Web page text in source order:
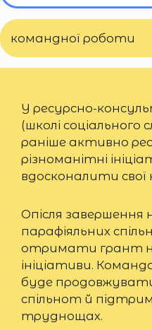
командної роботи
У ресурсно-
(школі соціального
раніше активно
різноманітні
вдосконалити свої
Опісля завершення
парафіяльних
отримати грант на
ініціативи.
буде
спільнот й
труднощах.